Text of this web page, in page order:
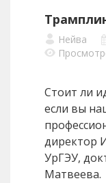
Нейва
Стоит ли
если вы
директор
УрГЭУ,
Матвеева.